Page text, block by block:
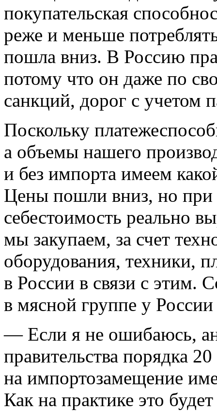
покупательская
реже и меньше
пошла вниз. В Россию
потому что он даже по
санкций, дорог с учетом
Поскольку
а объемы нашего
и без импорта имеем
Цены пошли вниз, но при
себестоимость реально
мы закупаем, за счет
оборудования, техники,
в России в связи с этим.
в мясной группе у России
— Если я не ошибаюсь,
правительства порядка
на импортозамещение
Как на практике это